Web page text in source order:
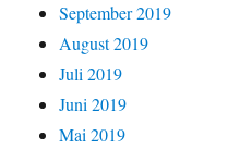
September 2019
August 2019
Juli 2019
Juni 2019
Mai 2019